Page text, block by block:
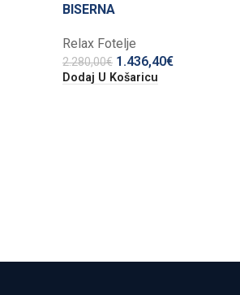
BISERNA
Relax Fotelje
2.280,00€ 1.436,40€
Dodaj U Košaricu